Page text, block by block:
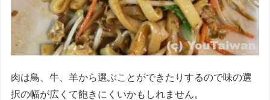
肉は鳥、牛、羊から選ぶことができたりするので味の選
択の幅が広くて飽きにくいかもしれません。